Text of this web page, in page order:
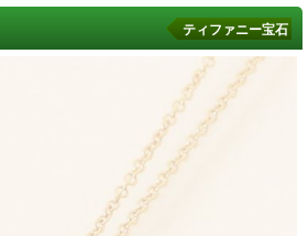
ティファニー宝石